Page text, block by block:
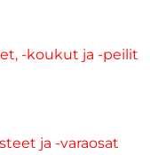
-koukut ja -peilit
ja -varaosat